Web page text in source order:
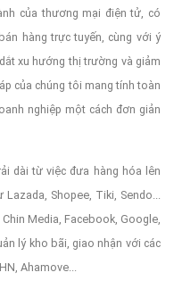
của thương mại điện tử, có
hàng trực tuyến, cùng với ý
xu hướng thị trường và giảm
của chúng tôi mang tính toàn
nghiệp một cách đơn giản
dài từ việc đưa hàng hóa lên
Shopee, Tiki, Sendo...
Media, Facebook, Google,
lý kho bãi, giao nhận với các
Ahamove...